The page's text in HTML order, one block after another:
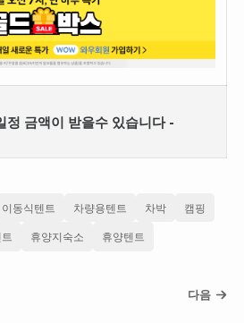
금액이 받을수 있습니다 -
이동식텐트 차량용텐트 차박 캠핑
휴양지숙소 휴양텐트
다음